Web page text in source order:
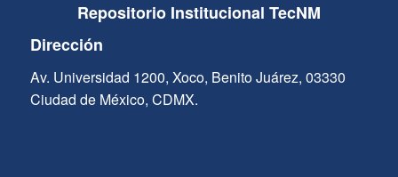
Repositorio Institucional TecNM
Dirección
Av. Universidad 1200, Xoco, Benito Juárez, 03330
Ciudad de México, CDMX.